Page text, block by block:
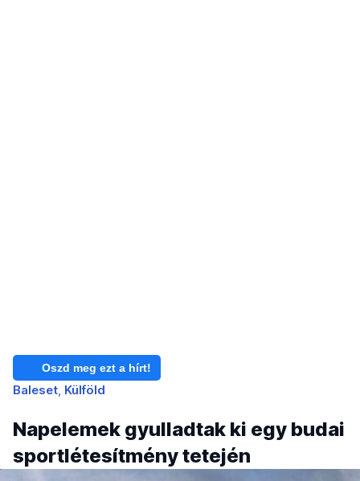
Oszd meg ezt a hírt!
Baleset Külföld
Napelemek gyulladtak ki egy budai
sportlétesítmény tetején